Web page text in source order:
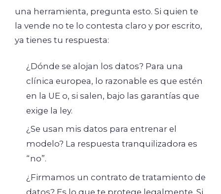
una herramienta, pregunta esto. Si quien te
la vende no te lo contesta claro y por escrito,
ya tienes tu respuesta:
¿Dónde se alojan los datos? Para una
clínica europea, lo razonable es que estén
en la UE o, si salen, bajo las garantías que
exige la ley.
¿Se usan mis datos para entrenar el
modelo? La respuesta tranquilizadora es
“no”.
¿Firmamos un contrato de tratamiento de
datos? Es lo que te protege legalmente. Si